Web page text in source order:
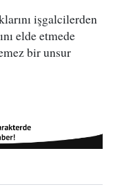
işgalcilerden
elde etmede
bir unsur